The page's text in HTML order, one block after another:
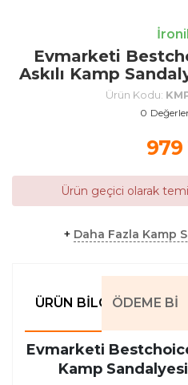
Evmarketi
Askılı Kamp
Ürün Kodu:
0
979
Ürün geçici olarak
+ Daha Fazla Kamp
ÜRÜN BILGILERI
ÖDEME
Evmarketi Bestchoice
Kamp